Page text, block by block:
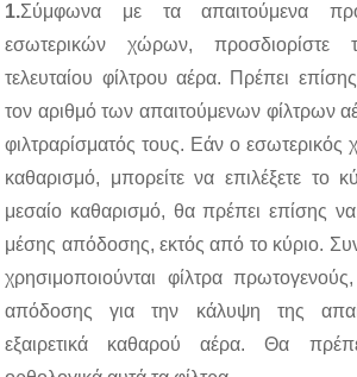
1.Σύμφωνα με τα απαιτούμενα
εσωτερικών χώρων,
τελευταίου φίλτρου αέρα. Πρέπει
τον αριθμό των απαιτούμενων φίλτρων
φιλτραρίσματός τους. Εάν ο εσωτερικός
καθαρισμό, μπορείτε να επιλέξετε το
μεσαίο καθαρισμό, θα πρέπει επίσης να
μέσης απόδοσης, εκτός από το κύριο.
χρησιμοποιούνται φίλτρα
απόδοσης για την κάλυψη της
εξαιρετικά καθαρού αέρα. Θα